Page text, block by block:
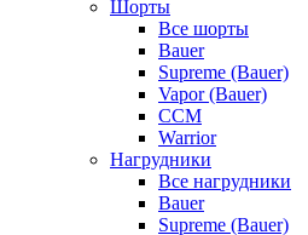
Шорты
Все шорты
Bauer
Supreme (Bauer)
Vapor (Bauer)
CCM
Warrior
Нагрудники
Все нагрудники
Bauer
Supreme (Bauer)